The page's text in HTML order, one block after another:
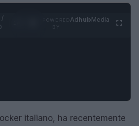
/
AdhubMedia
italiano, ha recentemente